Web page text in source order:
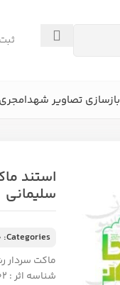
بازسازی تصاویر شهدا
استند
سلیمانی
Categories:
ماکت سردار
شناسه اثر : 4011002